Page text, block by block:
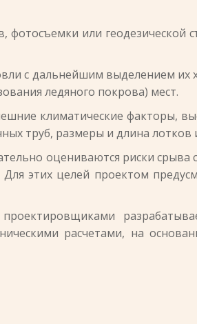
или геодезической
с дальнейшим выделением
ледяного покрова) мест.
климатические факторы,
труб, размеры и длина лотков
оцениваются риски
этих целей проектом
расчетами, на